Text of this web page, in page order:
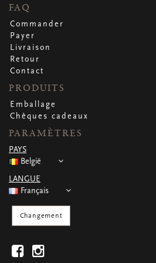
CARTES DE VOEUX
Petites cartes carrées
Regardez toutes
Petites cartes oblongues
Regardez toutes
Petites cartes rectangulaires
Regardez toutes
Cartes de voeux
Regardez toutes
Par occasion
Regardez toutes
FAQ
Commander
Payer
Livraison
Retour
Contact
PRODUITS
Emballage
Chèques cadeaux
PARAMÈTRES
PAYS
België
LANGUE
Français
Changement